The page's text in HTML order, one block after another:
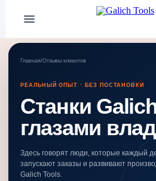
Главная/Отзывы клиентов
РЕАЛЬНЫЙ ОПЫТ · БЕЗ ПОСТАНОВКИ
Станки
глазами
Здесь говорят люди, которые каждый
запускают заказы и развивают
Galich Tools.